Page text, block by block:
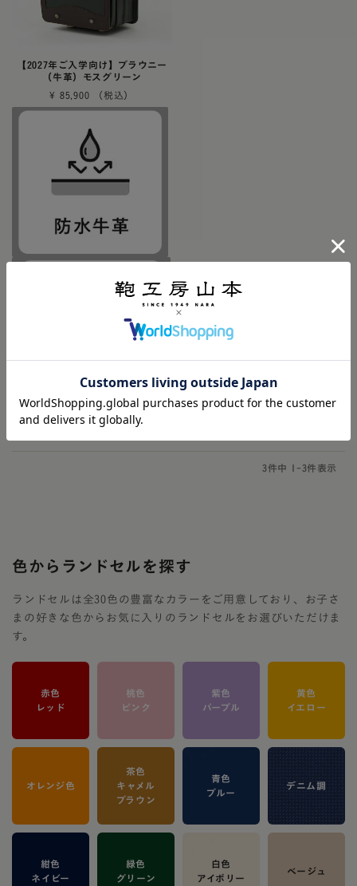
【2027年ご入学向け】ブラウニー
（牛革）モスグリーン
¥ 85,900
防水牛革 リメイク対応
3件中 1 - 3件表示
色からランドセルを探す
ランドセルは全30色の豊富なカラーをご用意しており、お子さ
まの好きな色からお気に入りのランドセルをお選びいただけま
す。
赤色
レッド
桃色
ピンク
紫色
パープル
黄色
イエロー
オレンジ色
茶色
キャメル
ブラウン
青色
ブルー
デニム調
紺色
ネイビー
緑色
グリーン
白色
アイボリー
ベージュ